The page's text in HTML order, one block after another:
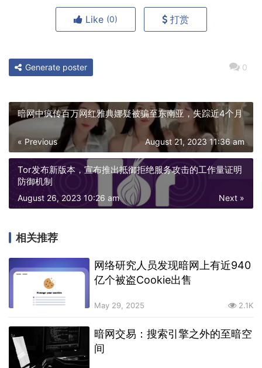
Like (0) 打赏
0
Generate poster
暗网中疯传百万网红雅典娜疑被骗至东南亚，失踪近4个月
« Previous August 21, 2023 11:36 am
Tor发布新版本，宣布推出抵御拒绝服务攻击的工作量证明
防御机制
Next »
August 26, 2023 10:26 am
相关推荐
网络研究人员发现暗网上有近940
亿个被盗Cookie出售
May 29, 2025 2.1K
暗网交易：搜索引擎之外的至暗空
间